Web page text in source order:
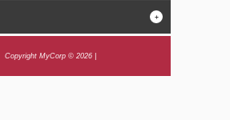
+
Copyright MyCorp © 2026